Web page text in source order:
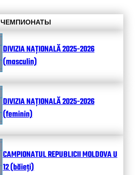
ЧЕМПИОНАТЫ
DIVIZIA NAȚIONALĂ 2025-2026
(masculin)
DIVIZIA NAȚIONALĂ 2025-2026
(feminin)
CAMPIONATUL REPUBLICII MOLDOVA U
12 (băieți)